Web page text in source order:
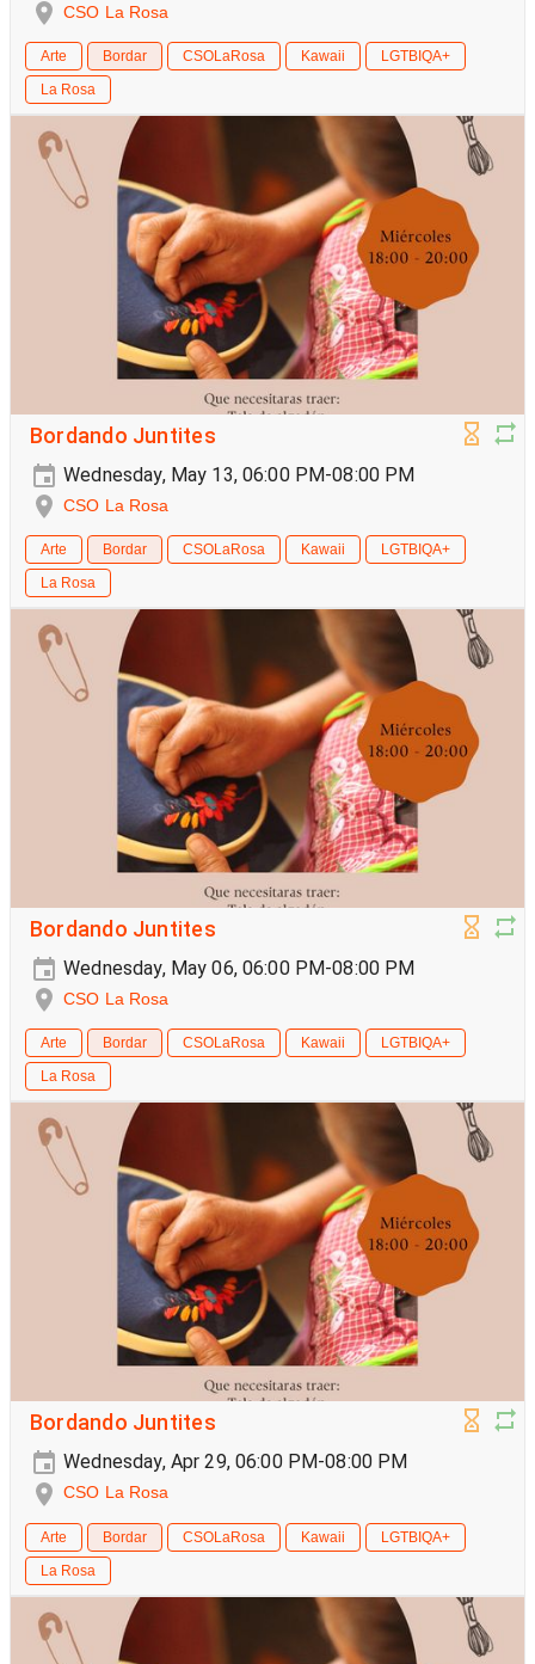
CSO La Rosa
Arte Bordar CSOLaRosa Kawaii
LGTBIQA+
La Rosa
Bordando Juntites
Wednesday, May 13, 06:00 PM-08:00 PM
CSO La Rosa
Arte Bordar CSOLaRosa Kawaii
LGTBIQA+
La Rosa
Bordando Juntites
Wednesday, May 06, 06:00 PM-08:00 PM
CSO La Rosa
Arte Bordar CSOLaRosa Kawaii
LGTBIQA+
La Rosa
Bordando Juntites
Wednesday, Apr 29, 06:00 PM-08:00 PM
CSO La Rosa
Arte Bordar CSOLaRosa Kawaii
LGTBIQA+
La Rosa